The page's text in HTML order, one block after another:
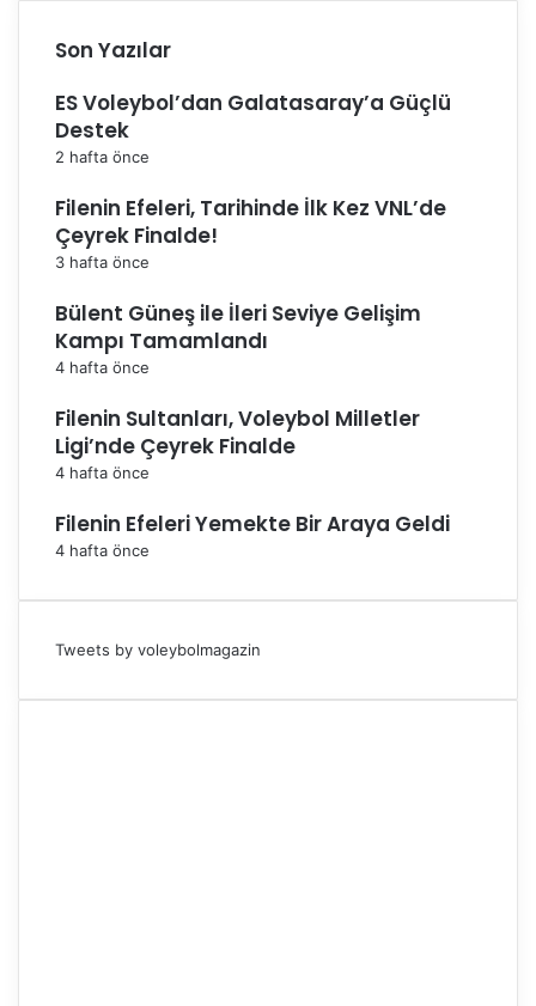
Son Yazılar
ES Voleybol’dan Galatasaray’a Güçlü
Destek
2 hafta önce
Filenin Efeleri, Tarihinde İlk Kez VNL’de
Çeyrek Finalde!
3 hafta önce
Bülent Güneş ile İleri Seviye Gelişim
Kampı Tamamlandı
4 hafta önce
Filenin Sultanları, Voleybol Milletler
Ligi’nde Çeyrek Finalde
4 hafta önce
Filenin Efeleri Yemekte Bir Araya Geldi
4 hafta önce
Tweets by voleybolmagazin